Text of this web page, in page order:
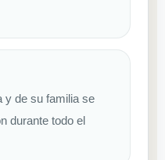
y de su familia se
durante todo el